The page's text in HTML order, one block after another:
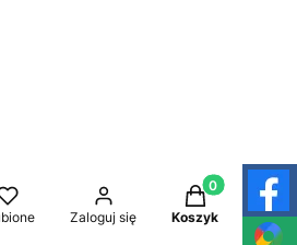
Zaloguj się
Produkty w
Koszyk